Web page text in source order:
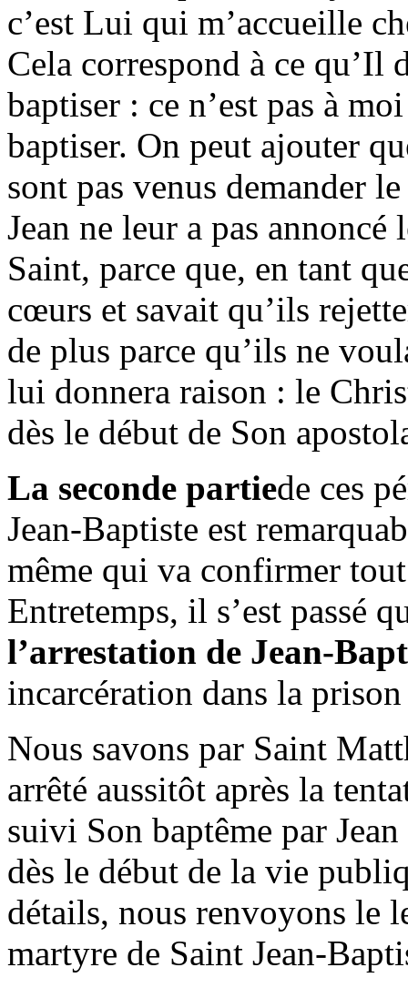
c’est Lui qui m’accueille
Cela correspond à ce qu’Il
baptiser : ce n’est pas à
baptiser. On peut ajouter
sont pas venus demander
Jean ne leur a pas
Saint, parce que, en tant
cœurs et savait qu’ils
de plus parce qu’ils ne
lui donnera raison : le
dès le début de Son
La seconde partiede ces
Jean-Baptiste est
même qui va confirmer
Entretemps, il s’est passé
l’arrestation de Jean-
incarcération dans la
Nous savons par Saint
arrêté aussitôt après la
suivi Son baptême par
dès le début de la vie
détails, nous renvoyons le
martyre de Saint Jean-